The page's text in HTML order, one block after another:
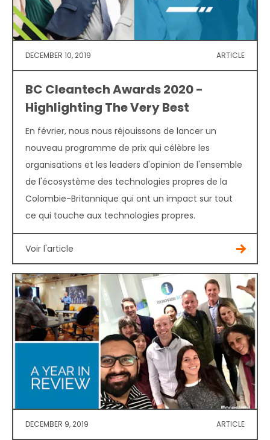
DECEMBER 10, 2019 ARTICLE
BC Cleantech Awards 2020 -
Highlighting The Very Best
En février, nous nous réjouissons de lancer un
nouveau programme de prix qui célèbre les
organisations et les leaders d'opinion de l'ensemble
de l'écosystème des technologies propres de la
Colombie-Britannique qui ont un impact sur tout
ce qui touche aux technologies propres.
Voir l'article
DECEMBER 9, 2019 ARTICLE